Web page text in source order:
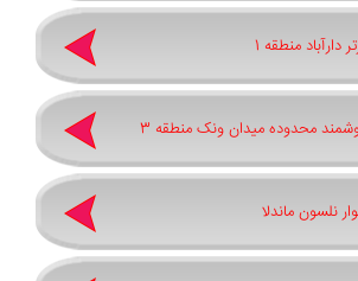
منطقه 1
محدوده میدان ونک منطقه 3
نلسون ماندلا